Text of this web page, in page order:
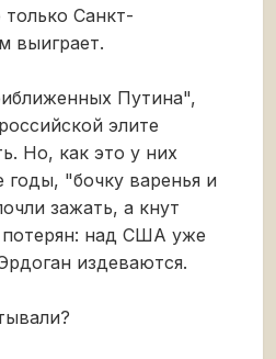
только Санкт-
выиграет.
Путина",
элите
Но, как это у них
годы, "бочку варенья и
зажать, а кнут
над США уже
издеваются.